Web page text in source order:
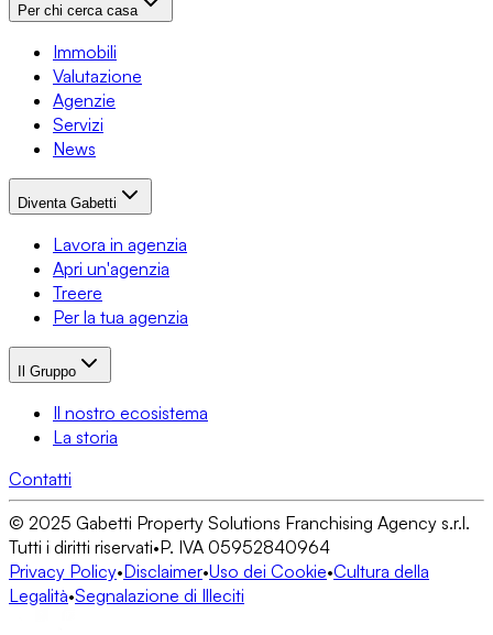
Per chi cerca casa
Immobili
Valutazione
Agenzie
Servizi
News
Diventa Gabetti
Lavora in agenzia
Apri un'agenzia
Treere
Per la tua agenzia
Il Gruppo
Il nostro ecosistema
La storia
Contatti
© 2025 Gabetti Property Solutions Franchising Agency s.r.l.
Tutti i diritti riservati•P. IVA 05952840964
Privacy Policy•Disclaimer•Uso dei Cookie•Cultura della
Legalità•Segnalazione di Illeciti